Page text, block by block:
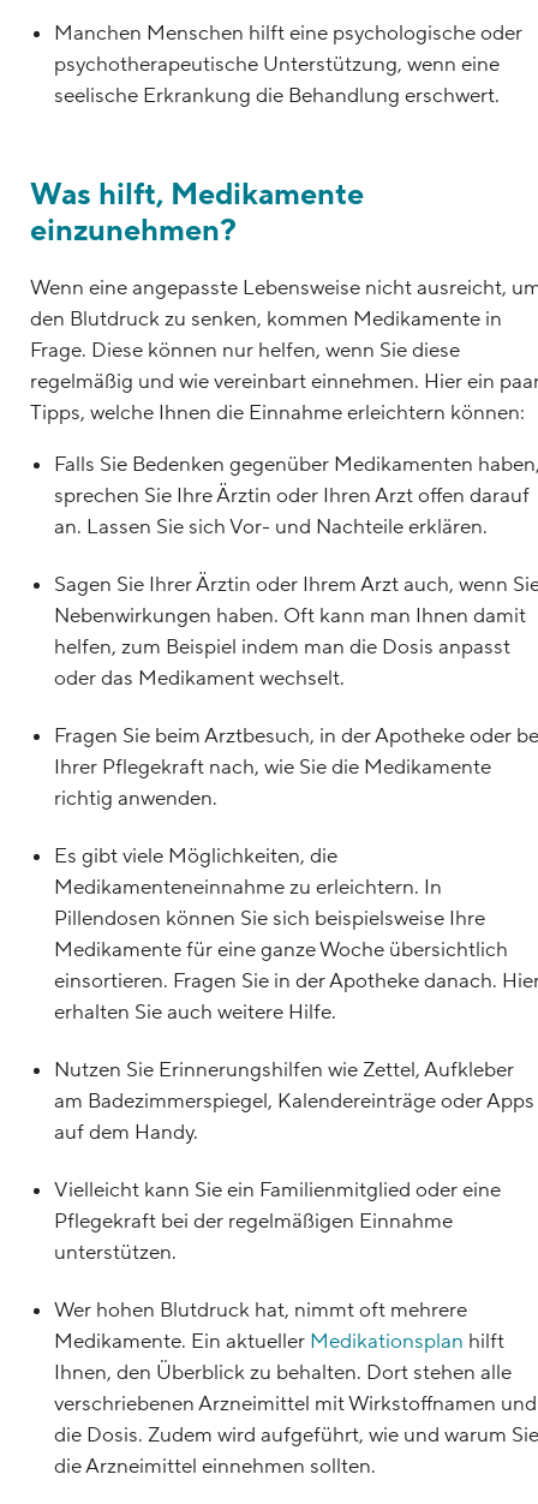
Manchen Menschen hilft eine psychologische oder
psychotherapeutische Unterstützung, wenn eine
seelische Erkrankung die Behandlung erschwert.
Was hilft, Medikamente
einzunehmen?
Wenn eine angepasste Lebensweise nicht ausreicht,
den Blutdruck zu senken, kommen Medikamente in
Frage. Diese können nur helfen, wenn Sie diese
regelmäßig und wie vereinbart einnehmen. Hier ein
Tipps, welche Ihnen die Einnahme erleichtern können:
Falls Sie Bedenken gegenüber Medikamenten
sprechen Sie Ihre Ärztin oder Ihren Arzt offen darauf
an. Lassen Sie sich Vor- und Nachteile erklären.
Sagen Sie Ihrer Ärztin oder Ihrem Arzt auch, wenn
Nebenwirkungen haben. Oft kann man Ihnen damit
helfen, zum Beispiel indem man die Dosis anpasst
oder das Medikament wechselt.
Fragen Sie beim Arztbesuch, in der Apotheke oder
Ihrer Pflegekraft nach, wie Sie die Medikamente
richtig anwenden.
Es gibt viele Möglichkeiten, die
Medikamenteneinnahme zu erleichtern. In
Pillendosen können Sie sich beispielsweise Ihre
Medikamente für eine ganze Woche übersichtlich
einsortieren. Fragen Sie in der Apotheke danach.
erhalten Sie auch weitere Hilfe.
Nutzen Sie Erinnerungshilfen wie Zettel, Aufkleber
am Badezimmerspiegel, Kalendereinträge oder Apps
auf dem Handy.
Vielleicht kann Sie ein Familienmitglied oder eine
Pflegekraft bei der regelmäßigen Einnahme
unterstützen.
Wer hohen Blutdruck hat, nimmt oft mehrere
Medikamente. Ein aktueller Medikationsplan hilft
Ihnen, den Überblick zu behalten. Dort stehen alle
verschriebenen Arzneimittel mit Wirkstoffnamen und
die Dosis. Zudem wird aufgeführt, wie und warum Sie
die Arzneimittel einnehmen sollten.